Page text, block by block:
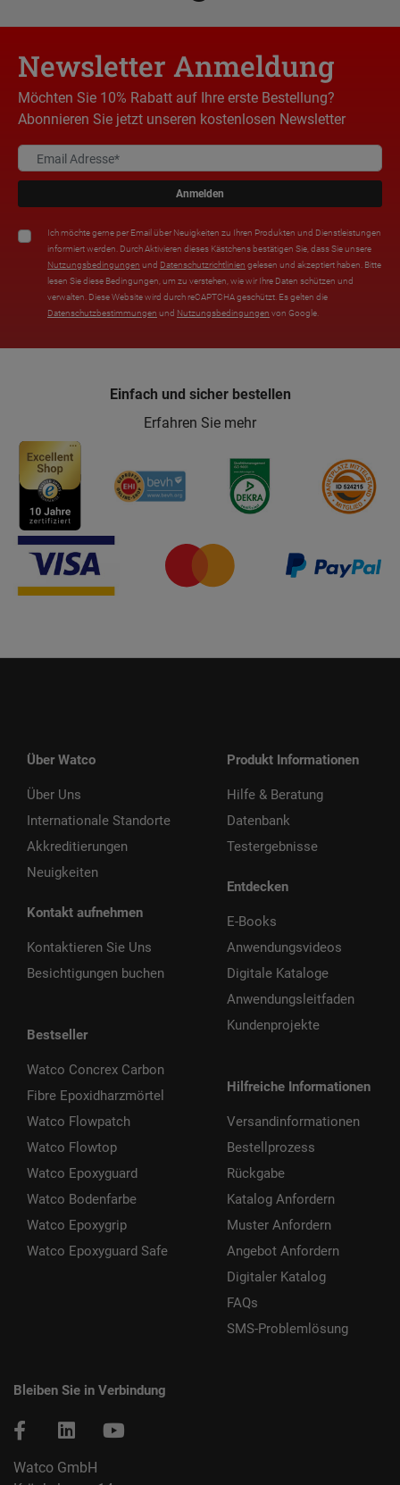
Newsletter Anmeldung
Möchten Sie 10% Rabatt auf Ihre erste Bestellung?
Abonnieren Sie jetzt unseren kostenlosen Newsletter
Anmelden
Ich möchte gerne per Email über Neuigkeiten zu Ihren Produkten und Dienstleistungen
informiert werden. Durch Aktivieren dieses Kästchens bestätigen Sie, dass Sie unsere
Nutzungsbedingungen und Datenschutzrichtlinien gelesen und akzeptiert haben. Bitte
lesen Sie diese Bedingungen, um zu verstehen, wie wir Ihre Daten schützen und
verwalten. Diese Website wird durch reCAPTCHA geschützt. Es gelten die
Datenschutzbestimmungen und Nutzungsbedingungen von Google.
Einfach und sicher bestellen
Erfahren Sie mehr
Über Watco
Über Uns
Internationale Standorte
Akkreditierungen
Neuigkeiten
Kontakt aufnehmen
Kontaktieren Sie Uns
Besichtigungen buchen
Bestseller
Watco Concrex Carbon
Fibre Epoxidharzmörtel
Watco Flowpatch
Watco Flowtop
Watco Epoxyguard
Watco Bodenfarbe
Watco Epoxygrip
Watco Epoxyguard Safe
Produkt Informationen
Hilfe & Beratung
Datenbank
Testergebnisse
Entdecken
E-Books
Anwendungsvideos
Digitale Kataloge
Anwendungsleitfaden
Kundenprojekte
Hilfreiche Informationen
Versandinformationen
Bestellprozess
Rückgabe
Katalog Anfordern
Muster Anfordern
Angebot Anfordern
Digitaler Katalog
FAQs
SMS-Problemlösung
Bleiben Sie in Verbindung
Watco GmbH